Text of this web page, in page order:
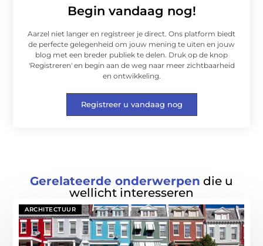
Begin vandaag nog!
Aarzel niet langer en registreer je direct. Ons platform biedt
de perfecte gelegenheid om jouw mening te uiten en jouw
blog met een breder publiek te delen. Druk op de knop
'Registreren' en begin aan de weg naar meer zichtbaarheid
en ontwikkeling.
Registreer u vandaag nog
Gerelateerde onderwerpen die u
wellicht interesseren
ARCHITECTUUR